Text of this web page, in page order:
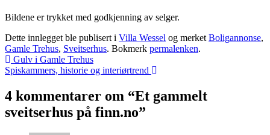
Bildene er trykket med godkjenning av selger.
Dette innlegget ble publisert i Villa Wessel og merket Boligannonse,
Gamle Trehus, Sveitserhus. Bokmerk permalenken.
Innleggsnavigasjon
Gulv i Gamle Trehus
Spiskammers, historie og interiørtrend
4 kommentarer om “Et gammelt
sveitserhus på finn.no”